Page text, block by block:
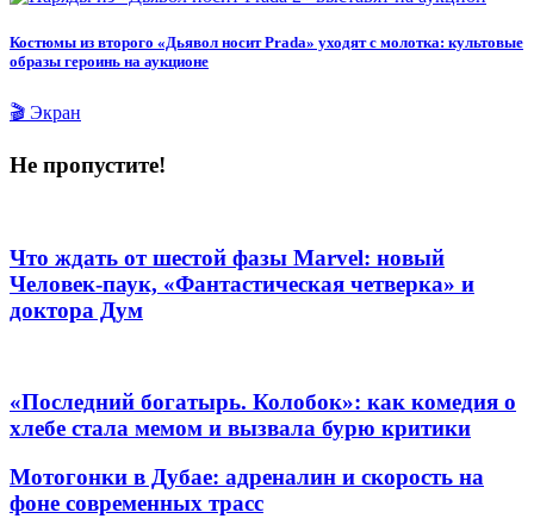
Костюмы из второго «Дьявол носит Prada» уходят с молотка: культовые
образы героинь на аукционе
🎬 Экран
Не пропустите!
Что ждать от шестой фазы Marvel: новый
Человек-паук, «Фантастическая четверка» и
доктора Дум
«Последний богатырь. Колобок»: как комедия о
хлебе стала мемом и вызвала бурю критики
Мотогонки в Дубае: адреналин и скорость на
фоне современных трасс